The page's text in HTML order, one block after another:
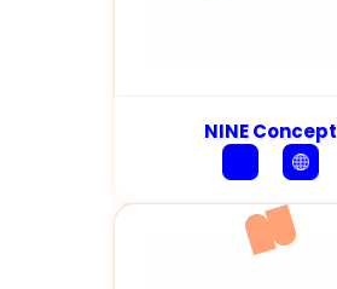
NINE Concept